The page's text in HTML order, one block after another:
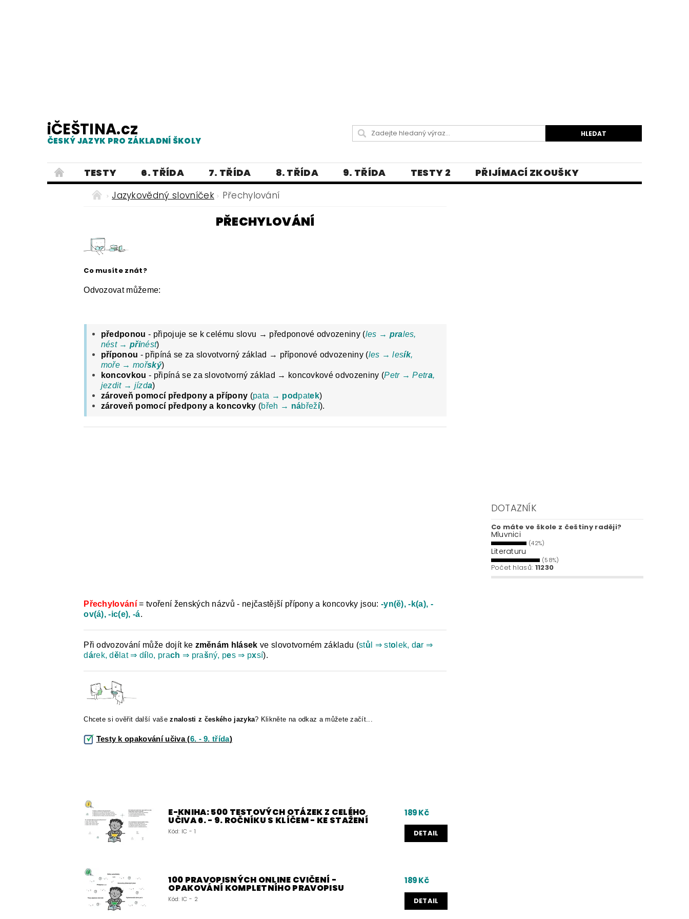
iČEŠTINA.cz
ČESKÝ JAZYK PRO ZÁKLADNÍ ŠKOLY
TESTY 6. TŘÍDA 7. TŘÍDA 8. TŘÍDA 9. TŘÍDA TESTY 2
PŘIJÍMACÍ ZKOUŠKY
PRAVOPIS
PRACOVNÍ LISTY LITERATURA
ČEŠTINA PRO UKRAJINCE - ЧЕСЬКА МОВА ДЛЯ УКРАЇНЦІВ
ČESKÝ JAZYK PRO STŘEDNÍ ŠKOLY
O NAŠICH STRÁNKÁCH
Jazykovědný slovníček Přechylování
PŘECHYLOVÁNÍ
Co musíte znát?
Odvozovat můžeme:
předponou - připojuje se k celému slovu → předponové odvozeniny (les → prales,
nést →přinést)
příponou - připíná se za slovotvorný základ → příponové odvozeniny (les → lesík,
moře → mořský)
koncovkou - připíná se za slovotvorný základ → koncovkové odvozeniny (Petr → Petra,
jezdit → jízda)
zároveň pomocí předpony a přípony (pata → pod patek)
zároveň pomocí předpony a koncovky (břeh → nábřeží).
Přechylování = tvoření ženských názvů - nejčastější přípony a koncovky jsou: -yn(ě), -k(a), -
ov(á), -ic(e), -á.
Při odvozování může dojít ke změnám hlásek ve slovotvorném základu (stů l ⇒ sto lek, dar ⇒
dárek, dě lat ⇒ dí lo, prach ⇒ prašný, pes ⇒ pxsí).
Chcete si ověřit další vašeznalosti z českého jazyka? Klikněte na odkaz a můžete začít...
Testy k opakování učiva(6. - 9. třída)
E-KNIHA: 500 TESTOVÝCH OTÁZEK Z CELÉHO
UČIVA 6. - 9. ROČNÍKU S KLÍČEM - KE STAŽENÍ
Kód: IC - 1
189 Kč
DETAIL
100 PRAVOPISNÝCH ONLINE CVIČENÍ -
OPAKOVÁNÍ KOMPLETNÍHO PRAVOPISU
Kód: IC - 2
189 Kč
DETAIL
DOTAZNÍK
Co máte ve škole z češtiny raději?
Mluvnici
(42%)
Literaturu
(58%)
Počet hlasů: 11230